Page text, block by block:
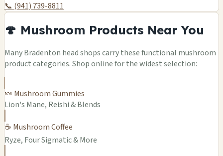
📞 (941) 739-8811
🍄 Mushroom Products Near You
Many Bradenton head shops carry these functional mushroom
product categories. Shop online for the widest selection:
🍬 Mushroom Gummies
Lion's Mane, Reishi & Blends
☕ Mushroom Coffee
Ryze, Four Sigmatic & More